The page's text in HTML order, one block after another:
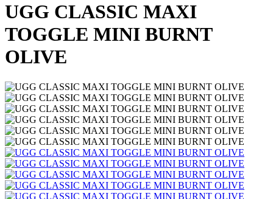
UGG CLASSIC MAXI
TOGGLE MINI BURNT
OLIVE